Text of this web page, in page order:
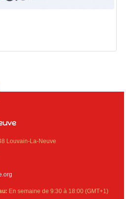
Louvain-La-Neuve
En semaine de 9:30 à 18:00 (GMT+1)